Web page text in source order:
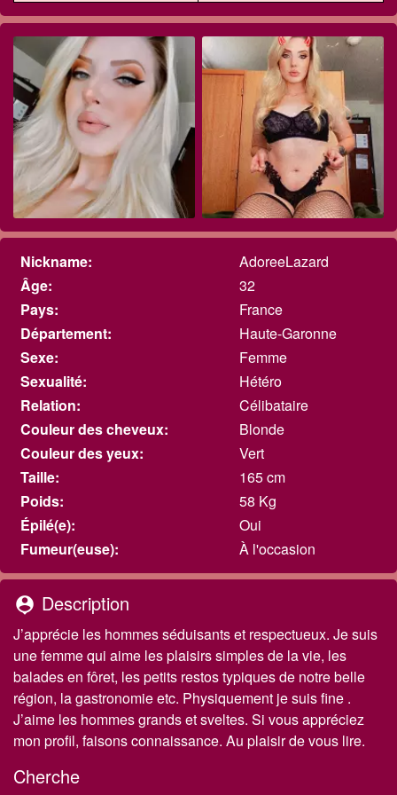
Nickname:
AdoreeLazard
Âge:
32
Pays:
France
Département:
Haute-Garonne
Sexe:
Femme
Sexualité:
Hétéro
Relation:
Célibataire
Couleur des cheveux:
Blonde
Couleur des yeux:
Vert
Taille:
165 cm
Poids:
58 Kg
Épilé(e):
Oui
Fumeur(euse):
À l'occasion
person_pin Description
J’apprécie les hommes séduisants et respectueux. Je suis
une femme qui aime les plaisirs simples de la vie, les
balades en fôret, les petits restos typiques de notre belle
région, la gastronomie etc. Physiquement je suis fine .
J’aime les hommes grands et sveltes. Si vous appréciez
mon profil, faisons connaissance. Au plaisir de vous lire.
Cherche